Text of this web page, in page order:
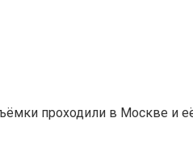
проходили в Москве и